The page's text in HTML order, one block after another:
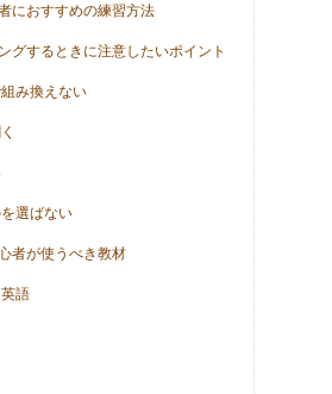
におすすめの練習方法
グするときに注意したいポイント
み換えない
選ばない
者が使うべき教材
語